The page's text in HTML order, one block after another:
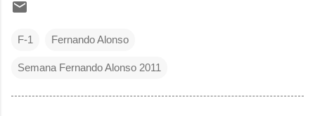
F-1 Fernando Alonso
Semana Fernando Alonso 2011